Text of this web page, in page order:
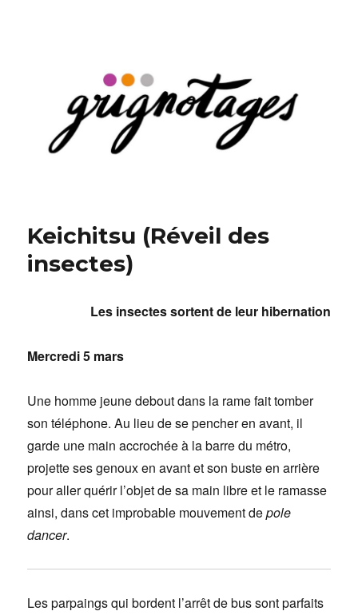
Keichitsu (Réveil des
insectes)
Les insectes sortent de leur hibernation
Mercredi 5 mars
Une homme jeune debout dans la rame fait tomber
son téléphone. Au lieu de se pencher en avant, il
garde une main accrochée à la barre du métro,
projette ses genoux en avant et son buste en arrière
pour aller quérir l’objet de sa main libre et le ramasse
ainsi, dans cet improbable mouvement depole
dancer.
Les parpaings qui bordent l’arrêt de bus sont parfaits